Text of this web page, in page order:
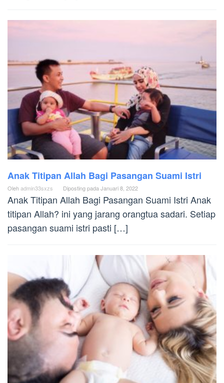
Anak Titipan Allah Bagi Pasangan Suami Istri
Olehadmin33sxzs Diposting pada Januari 8, 2022
Anak Titipan Allah Bagi Pasangan Suami Istri Anak
titipan Allah? ini yang jarang orangtua sadari. Setiap
pasangan suami istri pasti […]